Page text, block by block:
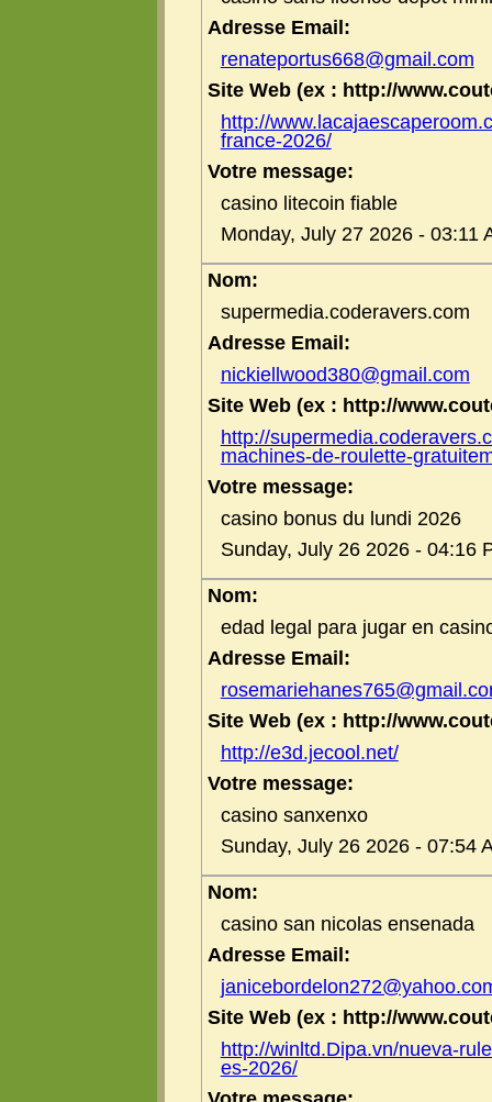
Adresse Email:
renateportus668@gmail.com
Site Web (ex : http://
http://
france-2026/
Votre message:
casino litecoin fiable
Monday, July 27 2026 - 03:11
Nom:
supermedia.coderavers.com
Adresse Email:
nickiellwood380@gmail.com
Site Web (ex : http://
http://
machines-de-roulette-
Votre message:
casino bonus du lundi 2026
Sunday, July 26 2026 - 04:16
Nom:
edad legal para jugar en
Adresse Email:
Site Web (ex : http://
http://e3d.jecool.net/
Votre message:
casino sanxenxo
Sunday, July 26 2026 - 07:54
Nom:
casino san nicolas ensenada
Adresse Email:
Site Web (ex : http://
http://winltd.Dipa.vn/nueva-
es-2026/